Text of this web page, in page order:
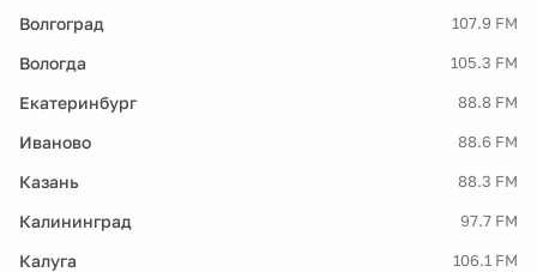
Волгоград 107.9 FM
Вологда 105.3 FM
Екатеринбург 88.8 FM
Иваново 88.6 FM
Казань 88.3 FM
Калининград 97.7 FM
Калуга 106.1 FM